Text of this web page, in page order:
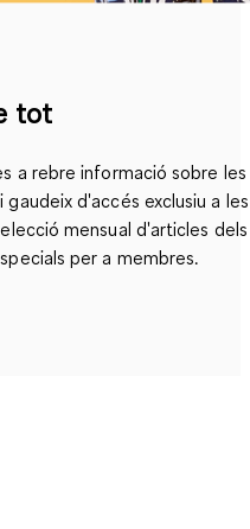
tot
a rebre informació sobre les
d'accés exclusiu a les
mensual d'articles dels
per a membres.